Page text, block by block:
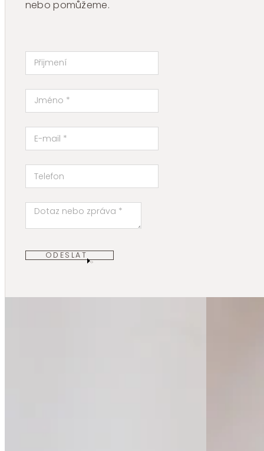
nebo pomůžeme.
ODESLAT